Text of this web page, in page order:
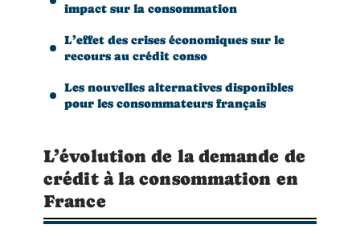
impact sur la consommation
L’effet des crises économiques sur le
recours au crédit conso
Les nouvelles alternatives disponibles
pour les consommateurs français
L’évolution de la demande de
crédit à la consommation en
France